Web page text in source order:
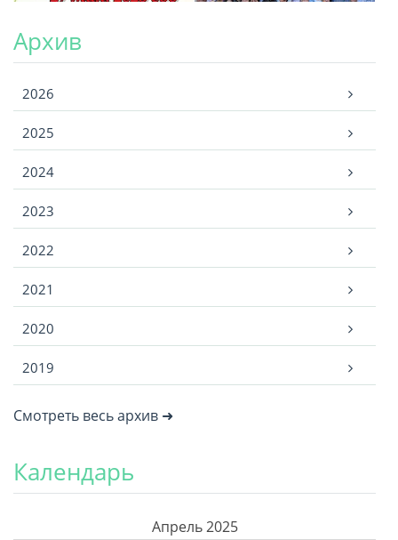
Архив
2026
2025
2024
2023
2022
2021
2020
2019
Смотреть весь архив ➜
Календарь
Апрель 2025